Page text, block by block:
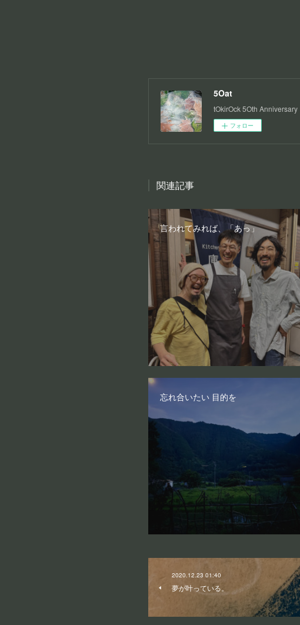
5Oat
tOkirOck 5Oth Anniversary
フォロー
関連記事
言われてみれば、「あっ」
忘れ合いたい 目的を
2020.12.23 01:40
夢が叶っている。